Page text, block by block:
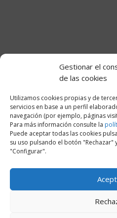
Gestionar el
de las cookies
Utilizamos cookies propias y de
servicios en base a un perfil
navegación (por ejemplo, páginas
Para más información consulte la
Puede aceptar todas las cookies
su uso pulsando el botón
"Configurar".